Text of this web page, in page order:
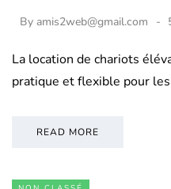
By amis2web@gmail.com
La location de chariots
pratique et flexible pour
READ MORE